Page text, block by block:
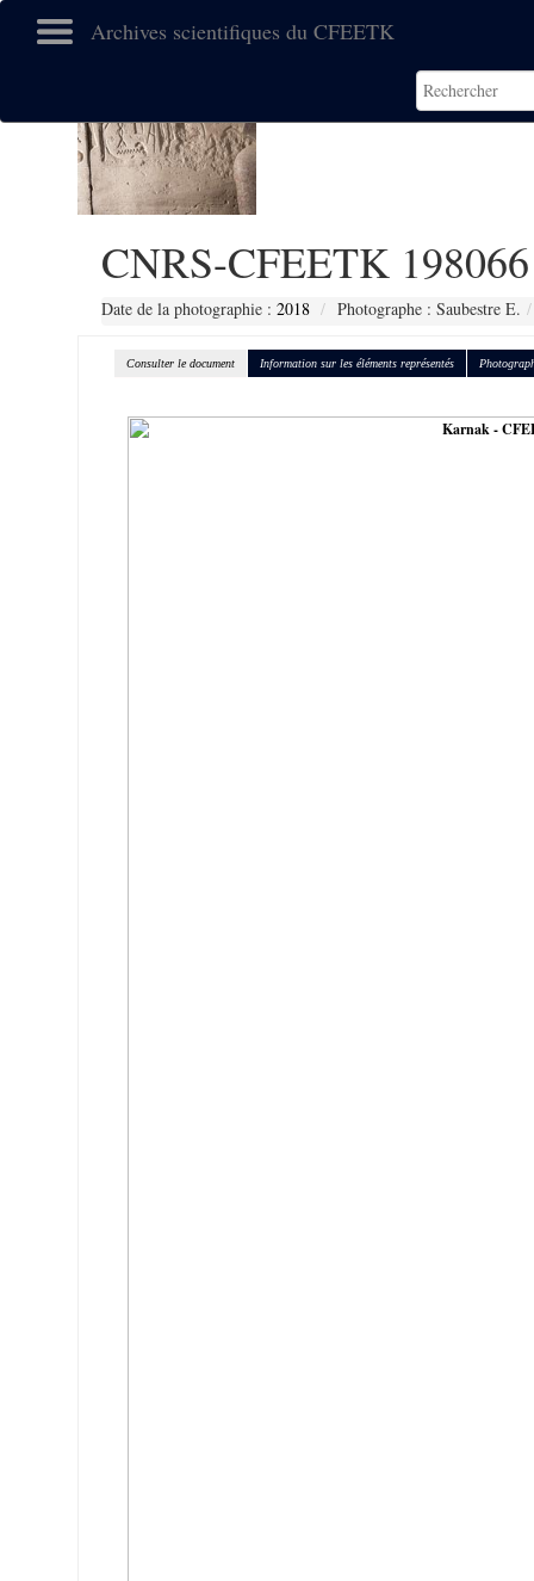
Archives scientifiques du CFEETK
CNRS-CFEETK 198066
Date de la photographie : 2018 Photographe : Saubestre E.
Consulter le document Information sur les éléments représentés